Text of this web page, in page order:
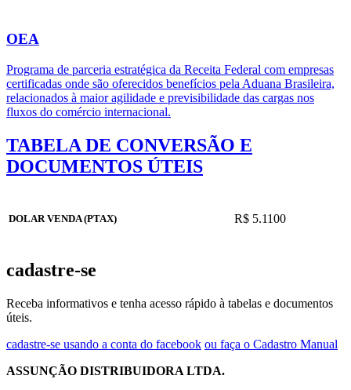
OEA
Programa de parceria estratégica da Receita Federal com empresas
certificadas onde são oferecidos benefícios pela Aduana Brasileira,
relacionados à maior agilidade e previsibilidade das cargas nos
fluxos do comércio internacional.
TABELA DE CONVERSÃO E
DOCUMENTOS ÚTEIS
DOLAR VENDA (PTAX) R$ 5.1100
cadastre-se
Receba informativos e tenha acesso rápido à tabelas e documentos
úteis.
cadastre-se usando a conta do facebook ou faça o Cadastro Manual
ASSUNÇÃO DISTRIBUIDORA LTDA.